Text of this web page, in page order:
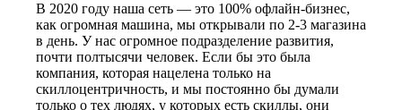
В 2020 году наша сеть — это 100% офлайн-бизнес,
как огромная машина, мы открывали по 2-3 магазина
в день. У нас огромное подразделение развития,
почти полтысячи человек. Если бы это была
компания, которая нацелена только на
скиллоцентричность, и мы постоянно бы думали
только о тех людях, у которых есть скиллы, они